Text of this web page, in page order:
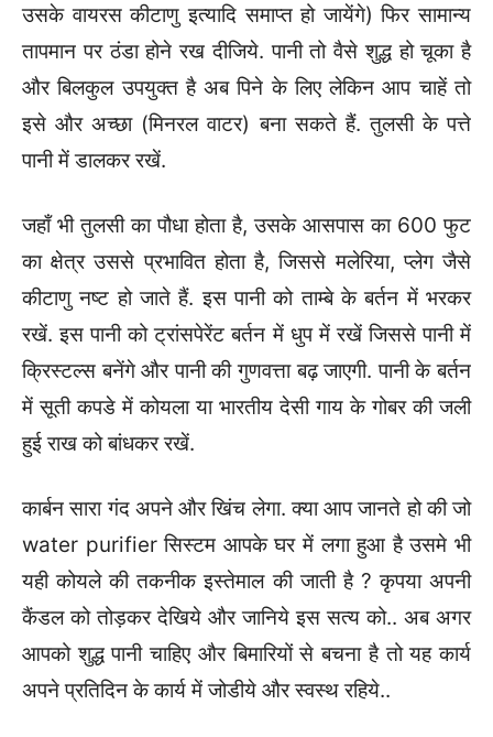
उसके वायरस कीटाणु इत्यादि समाप्त हो जायेंगे) फिर सामान्य
तापमान पर ठंडा होने रख दीजिये. पानी तो वैसे शुद्ध हो चूका है
और बिलकुल उपयुक्त है अब पिने के लिए लेकिन आप चाहें तो
इसे और अच्छा (मिनरल वाटर) बना सकते हैं. तुलसी के पत्ते
पानी में डालकर रखें.
जहाँ भी तुलसी का पौधा होता है, उसके आसपास का 600 फुट
का क्षेत्र उससे प्रभावित होता है, जिससे मलेरिया, प्लेग जैसे
कीटाणु नष्ट हो जाते हैं. इस पानी को ताम्बे के बर्तन में भरकर
रखें. इस पानी को ट्रांसपेरेंट बर्तन में धुप में रखें जिससे पानी में
क्रिस्टल्स बनेंगे और पानी की गुणवत्ता बढ़ जाएगी. पानी के बर्तन
में सूती कपडे में कोयला या भारतीय देसी गाय के गोबर की जली
हुई राख को बांधकर रखें.
कार्बन सारा गंद अपने और खिंच लेगा. क्या आप जानते हो की जो
water purifier सिस्टम आपके घर में लगा हुआ है उसमे भी
यही कोयले की तकनीक इस्तेमाल की जाती है ? कृपया अपनी
कैंडल को तोड़कर देखिये और जानिये इस सत्य को.. अब अगर
आपको शुद्ध पानी चाहिए और बिमारियों से बचना है तो यह कार्य
अपने प्रतिदिन के कार्य में जोडीये और स्वस्थ रहिये..